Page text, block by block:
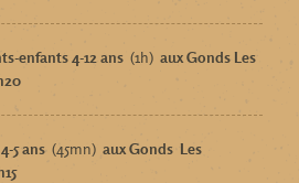
enfants 4-12 ans(1h) aux Gonds Les
5 ans(45mn) aux Gonds Les